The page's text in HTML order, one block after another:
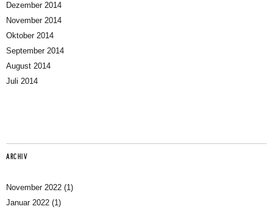
Dezember 2014
November 2014
Oktober 2014
September 2014
August 2014
Juli 2014
ARCHIV
November 2022 (1)
Januar 2022 (1)